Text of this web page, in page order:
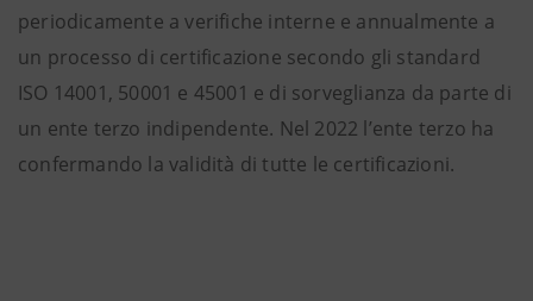
periodicamente a verifiche interne e annualmente a
un processo di certificazione secondo gli standard
ISO 14001, 50001 e 45001 e di sorveglianza da parte di
un ente terzo indipendente. Nel 2022 l’ente terzo ha
confermando la validità di tutte le certificazioni.